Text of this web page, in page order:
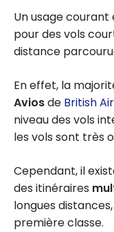
Un usage courant
pour des vols
distance
En effet, la
Aviosde British
niveau des vols
les vols sont très
Cependant, il
des itinéraires
longues
première classe.